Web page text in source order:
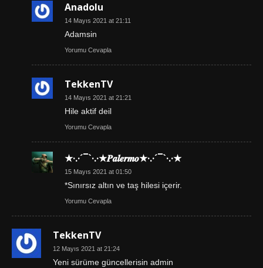
Anadolu
14 Mayıs 2021 at 21:11
Adamsin
Yorumu Cevapla
TekkenTV
14 Mayıs 2021 at 21:21
Hile aktif deil
Yorumu Cevapla
★·.·´¯`·.·★𝑷𝒂𝒍𝒆𝒓𝒎𝒐★·.·´¯`·.·★
15 Mayıs 2021 at 01:50
*Sınırsız altın ve taş hilesi içerir.
Yorumu Cevapla
TekkenTV
12 Mayıs 2021 at 21:24
Yeni sürüme güncellerisin admin